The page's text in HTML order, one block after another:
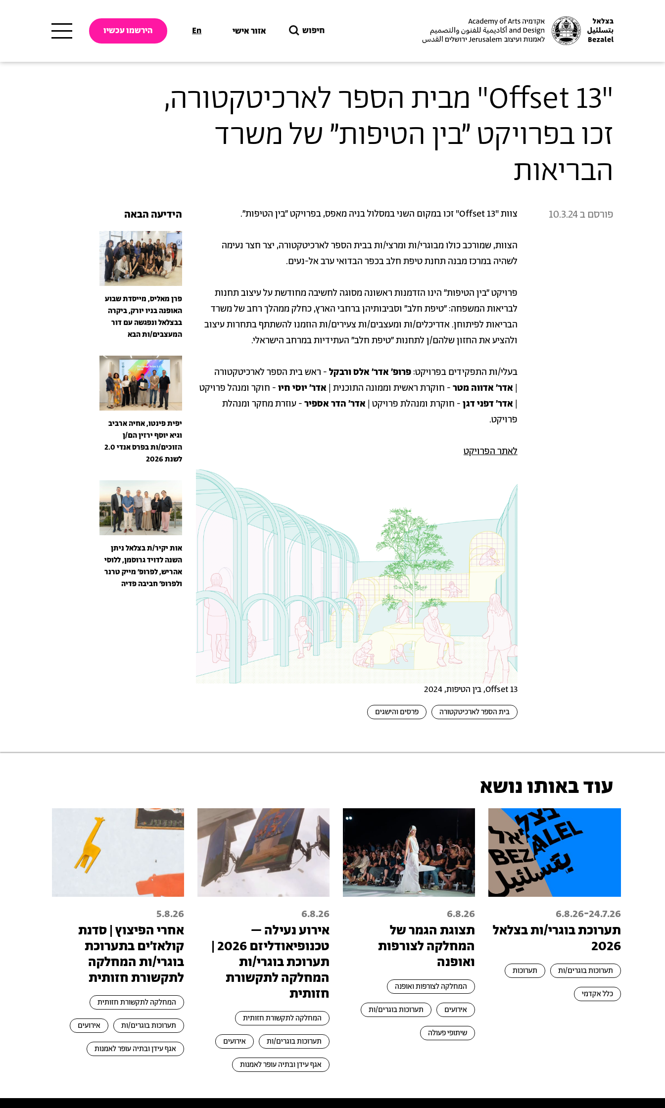
חיפוש אזור אישי En הירשמו עכשיו
"Offset 13" מבית הספר לארכיטקטורה,
זכו בפרויקט ״בין הטיפות״ של משרד
הבריאות
פורסם ב10.3.24 צוות "Offset 13" זכו במקום השני במסלול בניה מאפס, בפרויקט ״בין הטיפות״.
הצוות, שמורכב כולו מבוגרי/ות ומרצי/ות בבית הספר לארכיטקטורה, יצר חצר נעימה
לשהיה במרכז מבנה תחנת טיפת חלב בכפר הבדואי ערב אל-נעים.
פרויקט "בין הטיפות" הינו הזדמנות ראשונה מסוגה לחשיבה מחודשת על עיצוב תחנות
לבריאות המשפחה: "טיפת חלב" וסביבותיהן ברחבי הארץ, כחלק ממהלך רחב של משרד
הבריאות לפיתוחן. אדריכלים/ות ומעצבים/ות צעירים/ות הוזמנו להשתתף בתחרות עיצוב
ולהציע את החזון שלהם/ן לתחנות ״טיפת חלב״ העתידיות במרחב הישראלי.
בעלי/ות התפקידים בפרויקט:פרופ' אדר' אלס ורבקל- ראש בית הספר לארכיטקטורה
|אדר' אדווה מטר- חוקרת ראשית וממונה התוכנית |אדר' יוסי חיו- חוקר ומנהל פרויקט
|אדר' דפני דגן- חוקרת ומנהלת פרויקט |אדר' הדר אספיר- עוזרת מחקר ומנהלת
פרויקט.
לאתר הפרויקט
Offset 13, בין הטיפות, 2024
בית הספר לארכיטקטורה פרסים והישגים
הידיעה הבאה
פרן מאליס, מייסדת שבוע
האופנה בניו יורק, ביקרה
בבצלאל ונפגשה עם דור
המעצבים/ות הבא
יפית פינטו, אחיה ארביב
וגיא יוסף ירזין הם/ן
הזוכים/ות בפרס אנדי 2.0
לשנת 2026
אות יקיר/ת בצלאל ניתן
השנה לדויד גרוסמן, ללוסי
אהריש, לפרופ׳ מייק טרנר
ולפרופ׳ חביבה פדיה
עוד באותו נושא
24.7.26
-
6.8.26
תערוכת בוגרי/ות בצלאל
2026
תערוכות בוגרים/ות תערוכות
כלל אקדמי
6.8.26
תצוגת הגמר של
המחלקה לצורפות
ואופנה
המחלקה לצורפות ואופנה
אירועים תערוכות בוגרים/ות
שיתופי פעולה
6.8.26
אירוע נעילה –
טכנופיאודליזם 2026 |
תערוכת בוגרי/ות
המחלקה לתקשורת
חזותית
המחלקה לתקשורת חזותית
תערוכות בוגרים/ות אירועים
אגף עידן ובתיה עופר לאמנות
5.8.26
אחרי הפיצוץ | סדנת
קולאז׳ים בתערוכת
בוגרי/ות המחלקה
לתקשורת חזותית
המחלקה לתקשורת חזותית
תערוכות בוגרים/ות אירועים
אגף עידן ובתיה עופר לאמנות